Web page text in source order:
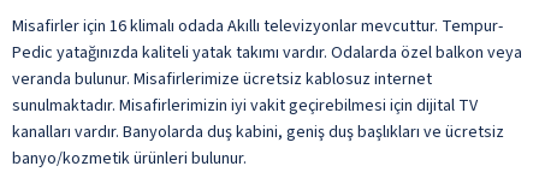
Misafirler için 16 klimalı odada Akıllı televizyonlar mevcuttur. Tempur-
Pedic yatağınızda kaliteli yatak takımı vardır. Odalarda özel balkon veya
veranda bulunur. Misafirlerimize ücretsiz kablosuz internet
sunulmaktadır. Misafirlerimizin iyi vakit geçirebilmesi için dijital TV
kanalları vardır. Banyolarda duş kabini, geniş duş başlıkları ve ücretsiz
banyo/kozmetik ürünleri bulunur.